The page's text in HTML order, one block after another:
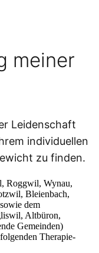
meiner
Leidenschaft
individuellen
zu finden.
Roggwil, Wynau,
Bleienbach,
dem
Altbüron,
Gemeinden)
Therapie-